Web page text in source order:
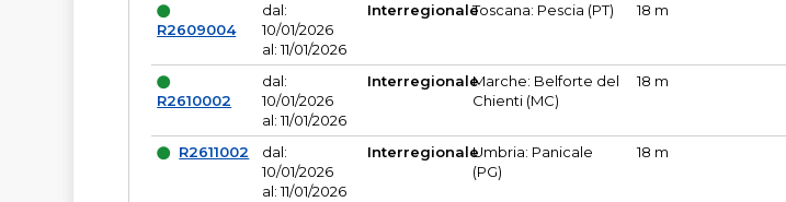
R2609004
dal:
10/01/2026
al: 11/01/2026
InterregionaleToscana: Pescia (PT) 18 m
R2610002
dal:
10/01/2026
al: 11/01/2026
InterregionaleMarche: Belforte del
Chienti (MC)
18 m
R2611002
dal:
10/01/2026
al: 11/01/2026
InterregionaleUmbria: Panicale
(PG)
18 m